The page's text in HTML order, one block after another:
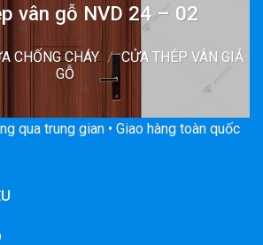
vân gỗ NVD 24 – 02
CHỐNG CHÁY / CỬA THÉP VÂN GIẢ
GỖ
qua trung gian • Giao hàng toàn quốc